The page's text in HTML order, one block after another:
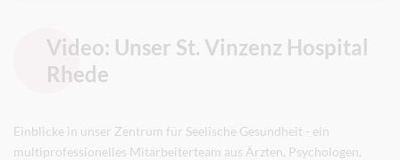
Video: Unser St. Vinzenz Hospital
Rhede
Einblicke in unser Zentrum für Seelische Gesundheit - ein
multiprofessionelles Mitarbeiterteam aus Ärzten, Psychologen,